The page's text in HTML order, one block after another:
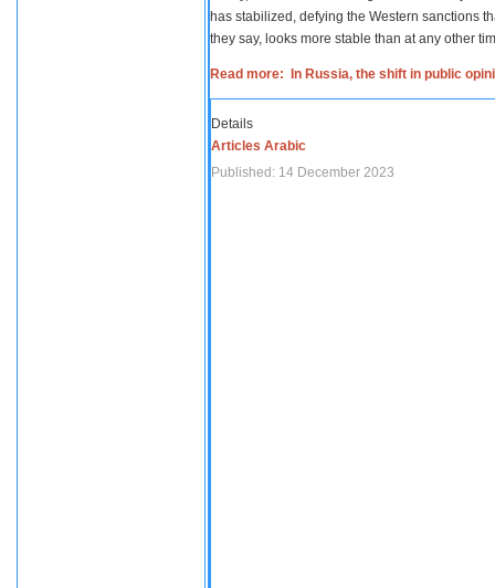
has stabilized, defying the Western sanctions
they say, looks more stable than at any other
Read more: In Russia, the shift in public
Details
Articles Arabic
Published: 14 December 2023